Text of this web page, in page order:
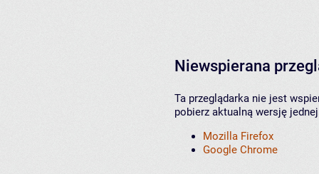
Niewspierana
Ta przeglądarka nie jest
pobierz aktualną wersję
Mozilla Firefox
Google Chrome